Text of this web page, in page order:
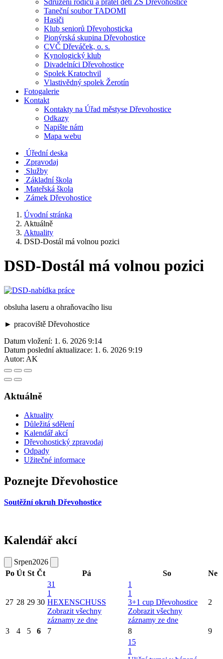
Sdružení rodičů a přátel dětí ZŠ Dřevohostice
Taneční soubor TADOMI
Hasiči
Klub seniorů Dřevohosticka
Pionýrská skupina Dřevohostice
CVČ Dřeváček, o. s.
Kynologický klub
Divadelníci Dřevohostice
Spolek Kratochvil
Vlastivědný spolek Žerotín
Fotogalerie
Kontakt
Kontakty na Úřad městyse Dřevohostice
Odkazy
Napište nám
Mapa webu
Úřední deska
Zpravodaj
Služby
Základní škola
Mateřská škola
Zámek Dřevohostice
Úvodní stránka
Aktuálně
Aktuality
DSD-Dostál má volnou pozici
DSD-Dostál má volnou pozici
obsluha laseru a ohraňovacího lisu
► pracoviště Dřevohostice
Datum vložení: 1. 6. 2026 9:14
Datum poslední aktualizace: 1. 6. 2026 9:19
Autor: AK
Aktuálně
Aktuality
Důležitá sdělení
Kalendář akcí
Dřevohostický zpravodaj
Odpady
Užitečné informace
Poznejte Dřevohostice
Soutěžní okruh Dřevohostice
Kalendář akcí
Srpen2026
Po Út St Čt Pá So Ne
27 28 29 30
31
1
HEXENSCHUSS
Zobrazit všechny
záznamy ze dne
1
1
3+1 cup Dřevohostice
Zobrazit všechny
záznamy ze dne
2
3 4 5 6 7 8
9
15
1